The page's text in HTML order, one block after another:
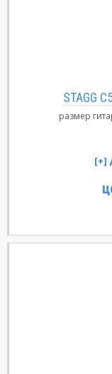
STAGG
размер